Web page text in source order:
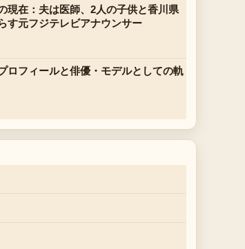
現在：夫は医師、2人の子供と香川県
す元フジテレビアナウンサー
ロフィールと俳優・モデルとしての軌